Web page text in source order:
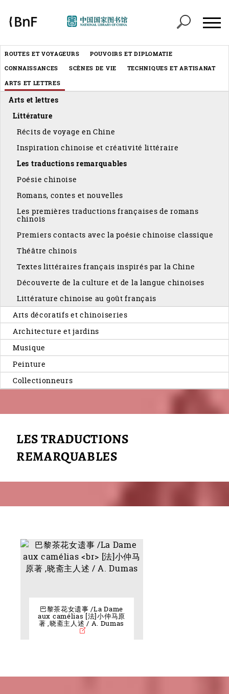
Menu
éditorial
ROUTES ET VOYAGEURS
POUVOIRS ET DIPLOMATIE
CONNAISSANCES
SCÈNES DE VIE
TECHNIQUES ET ARTISANAT
ARTS ET LETTRES
Arts et lettres
Littérature
Récits de voyage en Chine
Inspiration chinoise et créativité littéraire
Les traductions remarquables
Poésie chinoise
Romans, contes et nouvelles
Les premières traductions françaises de romans
chinois
Premiers contacts avec la poésie chinoise classique
Théâtre chinois
Textes littéraires français inspirés par la Chine
Découverte de la culture et de la langue chinoises
Littérature chinoise au goût français
Arts décoratifs et chinoiseries
Architecture et jardins
Musique
Peinture
Collectionneurs
LES TRADUCTIONS
REMARQUABLES
巴黎茶花女遗事 /La Dame
aux camélias [法]小仲马原
著 ,晓斋主人述 / A. Dumas